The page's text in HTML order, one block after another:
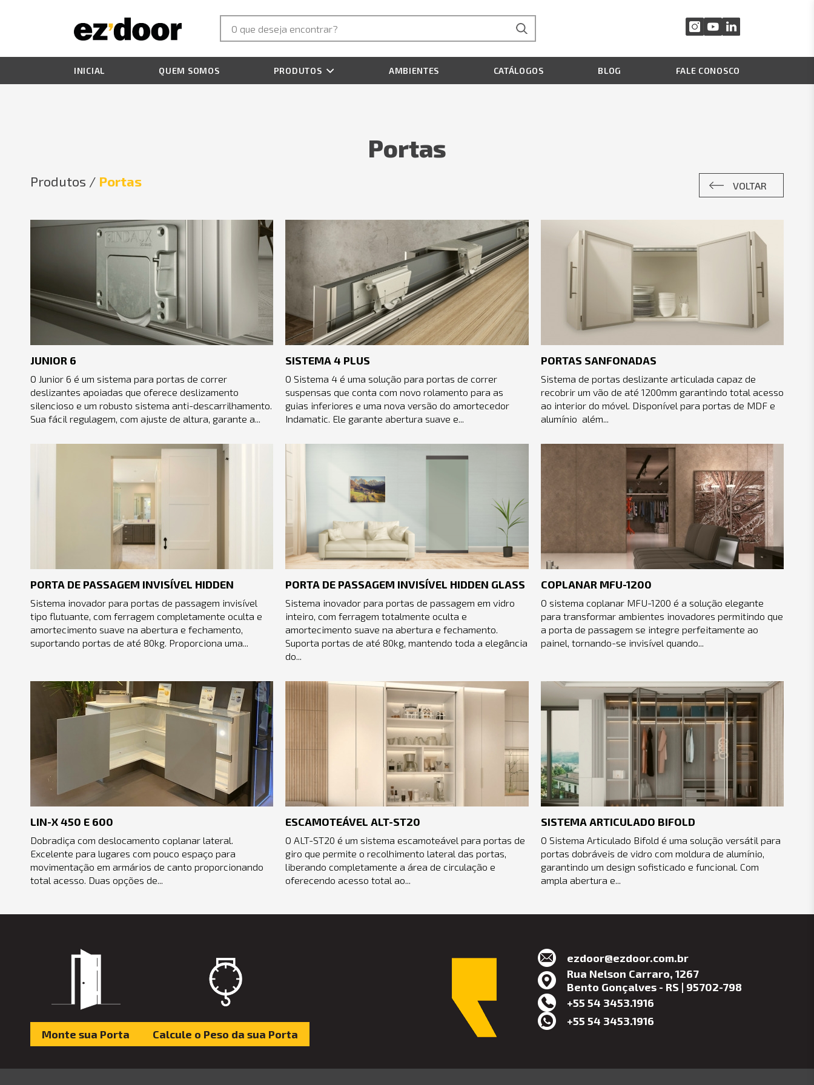
INICIAL QUEM SOMOS PRODUTOS AMBIENTES CATÁLOGOS BLOG FALE CONOSCO
Portas
Produtos / Portas VOLTAR
JUNIOR 6
O Junior 6 é um sistema para portas de correr
deslizantes apoiadas que oferece deslizamento
silencioso e um robusto sistema anti-descarrilhamento.
Sua fácil regulagem, com ajuste de altura, garante a...
SISTEMA 4 PLUS
O Sistema 4 é uma solução para portas de correr
suspensas que conta com novo rolamento para as
guias inferiores e uma nova versão do amortecedor
Indamatic. Ele garante abertura suave e...
PORTAS SANFONADAS
Sistema de portas deslizante articulada capaz de
recobrir um vão de até 1200mm garantindo total acesso
ao interior do móvel. Disponível para portas de MDF e
alumínio além...
PORTA DE PASSAGEM INVISÍVEL HIDDEN
Sistema inovador para portas de passagem invisível
tipo flutuante, com ferragem completamente oculta e
amortecimento suave na abertura e fechamento,
suportando portas de até 80kg. Proporciona uma...
PORTA DE PASSAGEM INVISÍVEL HIDDEN GLASS
Sistema inovador para portas de passagem em vidro
inteiro, com ferragem totalmente oculta e
amortecimento suave na abertura e fechamento.
Suporta portas de até 80kg, mantendo toda a elegância
do...
COPLANAR MFU-1200
O sistema coplanar MFU-1200 é a solução elegante
para transformar ambientes inovadores permitindo que
a porta de passagem se integre perfeitamente ao
painel, tornando-se invisível quando...
LIN-X 450 E 600
Dobradiça com deslocamento coplanar lateral.
Excelente para lugares com pouco espaço para
movimentação em armários de canto proporcionando
total acesso. Duas opções de...
ESCAMOTEÁVEL ALT-ST20
O ALT-ST20 é um sistema escamoteável para portas de
giro que permite o recolhimento lateral das portas,
liberando completamente a área de circulação e
oferecendo acesso total ao...
SISTEMA ARTICULADO BIFOLD
O Sistema Articulado Bifold é uma solução versátil para
portas dobráveis de vidro com moldura de alumínio,
garantindo um design sofisticado e funcional. Com
ampla abertura e...
Monte sua Porta Calcule o Peso da sua Porta
ezdoor@ezdoor.com.br
Rua Nelson Carraro, 1267
Bento Gonçalves - RS | 95702-798
+55 54 3453.1916
+55 54 3453.1916